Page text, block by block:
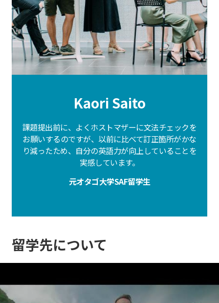
Kaori Saito
課題提出前に、よくホストマザーに文法チェックを
お願いするのですが、以前に比べて訂正箇所がかな
り減ったため、自分の英語力が向上していることを
実感しています。
元オタゴ大学SAF留学生
留学先について